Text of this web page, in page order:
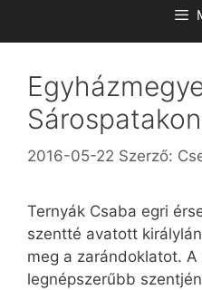
Sárospatakon
2016-05-22 Szerző:
Ternyák Csaba egri
szentté avatott
meg a zarándoklatot. A
legnépszerűbb